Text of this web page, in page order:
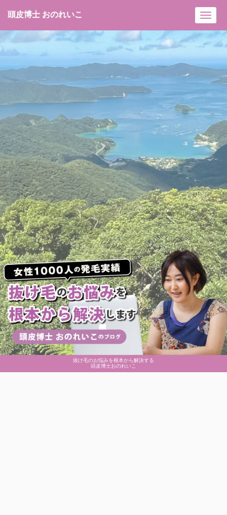
抜け毛のお悩みを根本から解決する
頭皮博士おのれいこ
頭皮博士 おのれいこ